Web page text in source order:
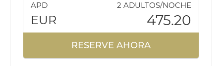
APD 2 ADULTOS/NOCHE
EUR 475.20
RESERVE AHORA